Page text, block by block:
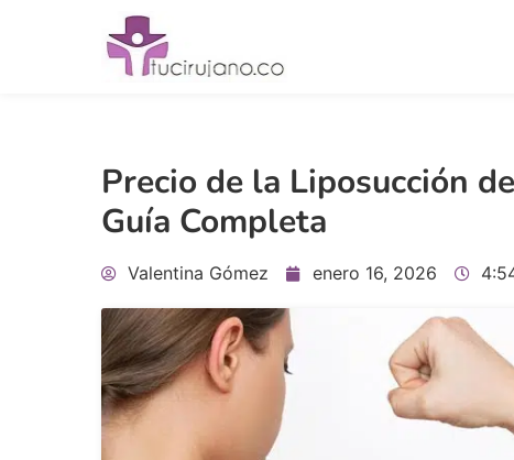
Precio de la Liposucción
Guía Completa
Valentina Gómez enero 16, 2026